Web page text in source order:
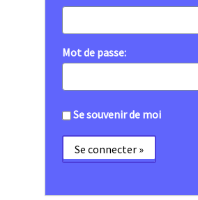
Mot de passe:
Se souvenir de moi